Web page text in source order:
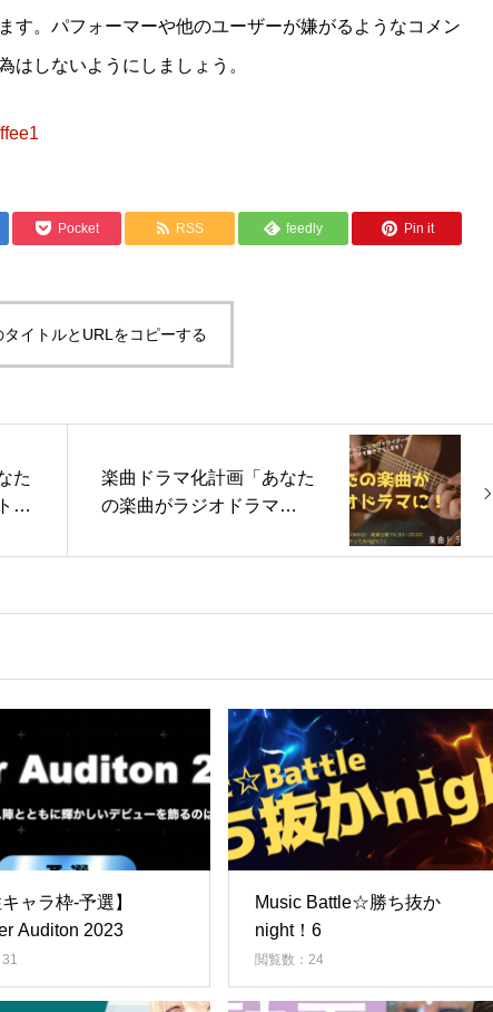
す。パフォーマーや他のユーザーが嫌がるようなコメン
はしないようにしましょう。
Pocket RSS feedly Pin it
タイトルとURLをコピーする
た
30
楽曲ドラマ化計画「あなた
の楽曲がラジオドラマ
キャラ枠-予選】
Auditon 2023
Music Battle☆勝ち抜か
night！6
閲覧数：24